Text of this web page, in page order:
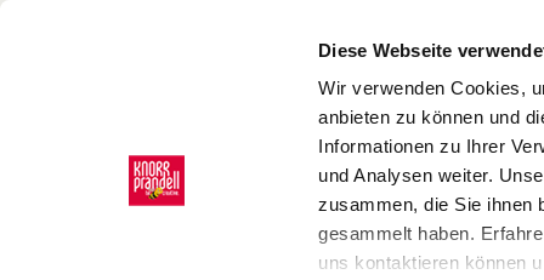
Diese Webseite
Wir verwenden Cookies,
anbieten zu können und
Informationen zu Ihrer
und Analysen weiter.
zusammen, die Sie ihnen
gesammelt haben.
uns kontaktieren können